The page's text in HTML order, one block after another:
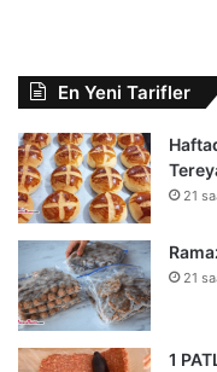
En Yeni Tarifler
21
21
1